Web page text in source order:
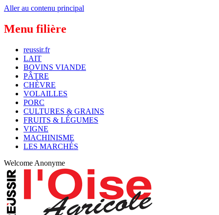
Aller au contenu principal
Menu filière
reussir.fr
LAIT
BOVINS VIANDE
PÂTRE
CHÈVRE
VOLAILLES
PORC
CULTURES & GRAINS
FRUITS & LÉGUMES
VIGNE
MACHINISME
LES MARCHÉS
Welcome Anonyme